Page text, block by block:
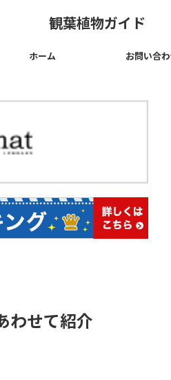
観葉植物ガイド
ホーム お問い合
わせて紹介